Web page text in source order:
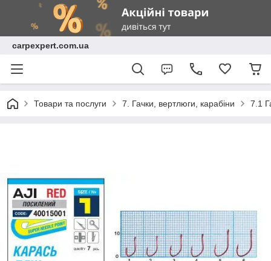
carpexpert.com.ua
Товари та послуги 7. Гачки, вертлюги, карабіни 7.1